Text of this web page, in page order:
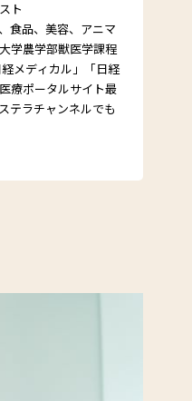
ト
食品、美容、アニマ
学農学部獣医学課程
メディカル」「日経
療ポータルサイト最
テラチャンネルでも